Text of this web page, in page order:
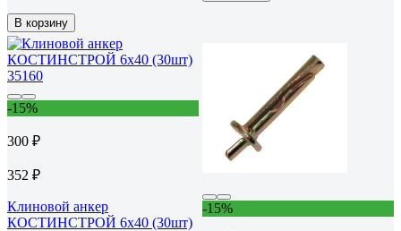
В корзину
-15%
300 ₽
352 ₽
Клиновой анкер
КОСТИНСТРОЙ 6x40 (30шт)
-15%